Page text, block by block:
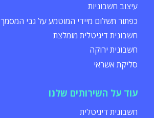
עיצוב חשבוניות
כפתור תשלום מיידי המוטמע על גבי המסמך
חשבונית דיגיטלית מומלצת
חשבונית ירוקה
סליקת אשראי
עוד על השירותים שלנו
חשבונית דיגיטלית